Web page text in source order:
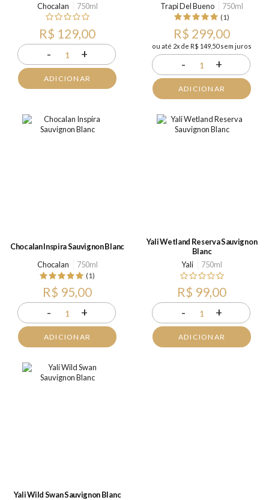
Chocalan
750ml
R$ 129,00
- 1 +
ADICIONAR
Trapi Del Bueno
750ml
(1)
R$ 299,00
ou até 2x de R$ 149,50 sem juros
- 1 +
ADICIONAR
Chocalan Inspira Sauvignon Blanc
Chocalan
750ml
(1)
R$ 95,00
- 1 +
ADICIONAR
Yali Wetland Reserva Sauvignon
Blanc
Yali
750ml
R$ 99,00
- 1 +
ADICIONAR
Yali Wild Swan Sauvignon Blanc